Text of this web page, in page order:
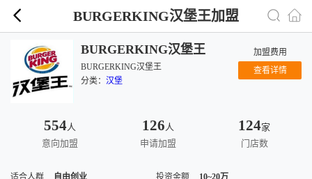
BURGERKING汉堡王加盟
BURGERKING汉堡王
BURGERKING汉堡王
分类： 汉堡
加盟费用
查看详情
554 人
意向加盟
126 人
申请加盟
124家
门店数
适合人群 自由创业 投资金额
10~20万